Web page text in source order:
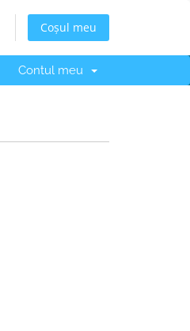
Coșul meu
Contul meu